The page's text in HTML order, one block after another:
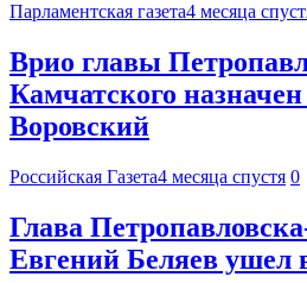
Парламентская газета4 месяца
Врио главы
Камчатского
Воровский
Российская Газета4 месяца спустя 0
Глава
Евгений Беляев ушел